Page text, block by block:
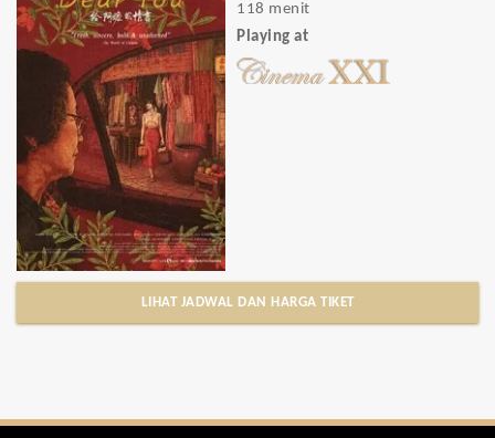
118 menit
Playing at
LIHAT JADWAL DAN HARGA TIKET